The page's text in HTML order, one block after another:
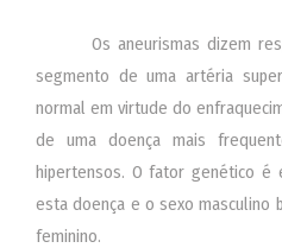
Os aneurismas dizem
segmento de uma artéria
normal em virtude do
de uma doença mais
hipertensos. O fator genético é
esta doença e o sexo masculino
feminino.